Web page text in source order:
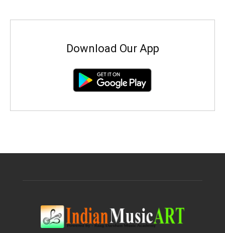
Download Our App